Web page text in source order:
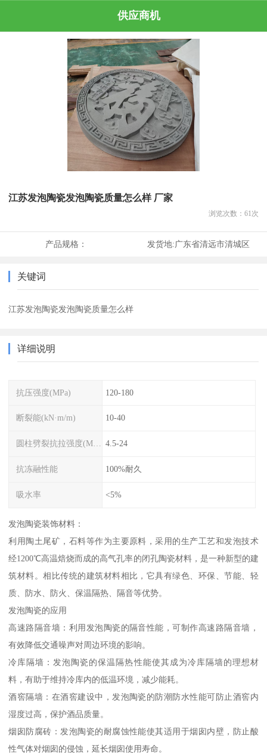
供应商机
江苏发泡陶瓷发泡陶瓷质量怎么样 厂家
浏览次数： 61 次
产品规格： 发货地:广东省清远市清城区
关键词
江苏发泡陶瓷发泡陶瓷质量怎么样
详细说明
抗压强度(MPa) 120-180
断裂能(kN·m/m) 10-40
圆柱劈裂抗拉强度(MPa) 4.5-24
抗冻融性能 100%耐久
吸水率 <5%
发泡陶瓷装饰材料：
利用陶土尾矿，石料等作为主要原料，采用的生产工艺和发泡技术
经1200℃高温焙烧而成的高气孔率的闭孔陶瓷材料，是一种新型的建
筑材料。相比传统的建筑材料相比，它具有绿色、环保、节能、轻
质、防水、防火、保温隔热、隔音等优势。
发泡陶瓷的应用
高速路隔音墙：利用发泡陶瓷的隔音性能，可制作高速路隔音墙，
有效降低交通噪声对周边环境的影响。
冷库隔墙：发泡陶瓷的保温隔热性能使其成为冷库隔墙的理想材
料，有助于维持冷库内的低温环境，减少能耗。
酒窖隔墙：在酒窖建设中，发泡陶瓷的防潮防水性能可防止酒窖内
湿度过高，保护酒品质量。
烟囱防腐砖：发泡陶瓷的耐腐蚀性能使其适用于烟囱内壁，防止酸
性气体对烟囱的侵蚀，延长烟囱使用寿命。